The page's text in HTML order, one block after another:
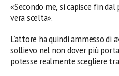
«Secondo me, si capisce fin
vera scelta».
L’attore ha quindi ammesso di
sollievo nel non dover più
potesse realmente scegliere